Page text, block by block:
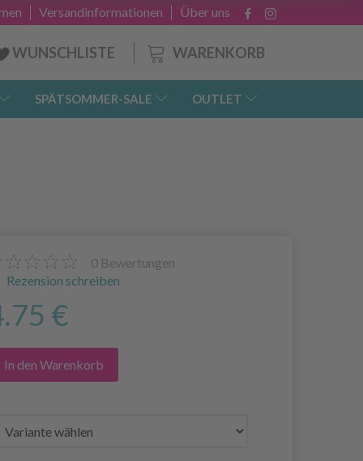
Über uns
Versandinformationen
WARENKORB
WUNSCHLISTE
SPÄTSOMMER-SALE OUTLET
0 Bewertungen
Rezension schreiben
€
In den Warenkorb